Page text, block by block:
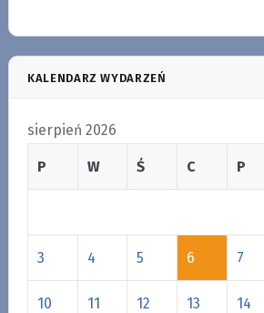
KALENDARZ WYDARZEŃ
sierpień 2026
P W Ś C P
3 4 5 6 7
10 11 12 13 14